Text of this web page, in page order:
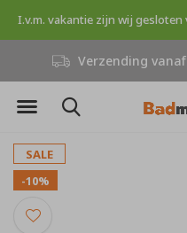
Verzending
SALE
-10%